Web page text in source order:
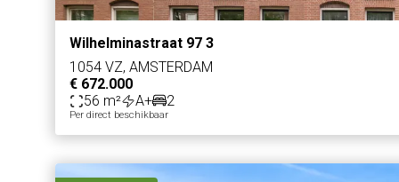
Wilhelminastraat 97 3
1054 VZ, AMSTERDAM
€ 672.000
56 m²
A+ 2
Per direct beschikbaar